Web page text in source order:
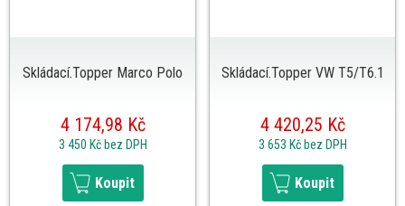
Skládací.Topper Marco Polo
4 174,98 Kč
3 450 Kč bez DPH
Koupit
Skládací.Topper VW T5/T6.1
4 420,25 Kč
3 653 Kč bez DPH
Koupit